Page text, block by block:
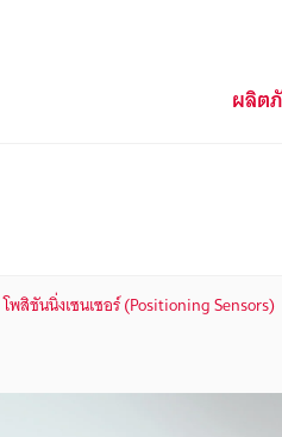
ผลิต
โพสิชันนิ่งเซนเซอร์ (Positioning Sensors)